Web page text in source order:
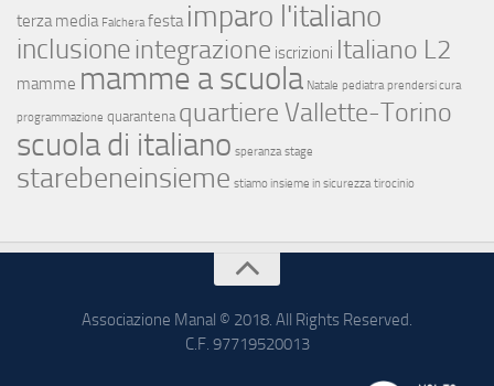
terza media Falchera festa imparo l'italiano
inclusione integrazione iscrizioni Italiano L2
mamme mamme a scuola Natale pediatra prendersi cura
programmazione quarantena quartiere Vallette-Torino
scuola di italiano speranza stage
starebeneinsieme stiamo insieme in sicurezza tirocinio
Associazione Manal © 2018. All Rights Reserved.
C.F. 97719520013